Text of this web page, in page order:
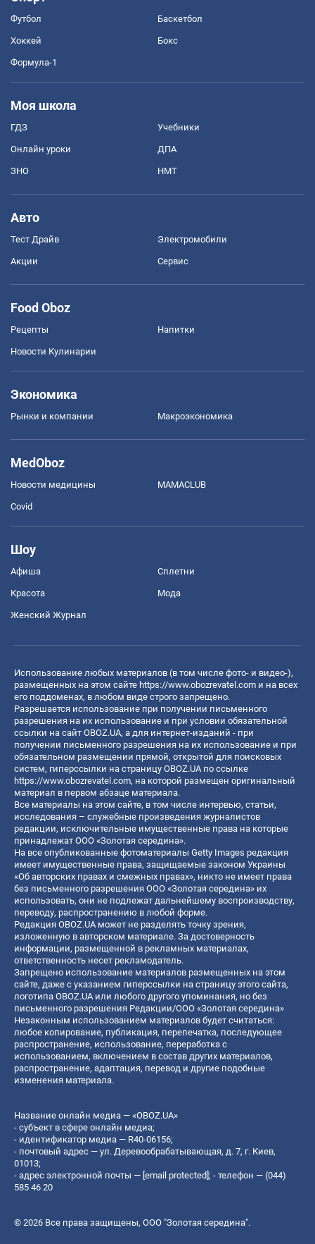
Футбол Баскетбол
Хоккей Бокс
Формула-1
Моя школа
ГДЗ Учебники
Онлайн уроки ДПА
ЗНО НМТ
Авто
Тест Драйв Электромобили
Акции Сервис
Food Oboz
Рецепты Напитки
Новости Кулинарии
Экономика
Рынки и компании Mакроэкономика
MedOboz
Новости медицины MAMACLUB
Covid
Шоу
Афиша Сплетни
Красота Мода
Женский Журнал
Использование любых материалов (в том числе фото- и видео-),
размещенных на этом сайте https://www.obozrevatel.com и на всех
его поддоменах, в любом виде строго запрещено.
Разрешается использование при получении письменного
разрешения на их использование и при условии обязательной
ссылки на сайт OBOZ.UA, а для интернет-изданий - при
получении письменного разрешения на их использование и при
обязательном размещении прямой, открытой для поисковых
систем, гиперссылки на страницу OBOZ.UA по ссылке
https://www.obozrevatel.com, на которой размещен оригинальный
материал в первом абзаце материала.
Все материалы на этом сайте, в том числе интервью, статьи,
исследования – служебные произведения журналистов
редакции, исключительные имущественные права на которые
принадлежат ООО «Золотая середина».
На все опубликованные фотоматериалы Getty Images редакция
имеет имущественные права, защищаемые законом Украины
«Об авторских правах и смежных правах», никто не имеет права
без письменного разрешения ООО «Золотая середина» их
использовать, они не подлежат дальнейшему воспроизводству,
переводу, распространению в любой форме.
Редакция OBOZ.UA может не разделять точку зрения,
изложенную в авторском материале. За достоверность
информации, размещенной в рекламных материалах,
ответственность несет рекламодатель.
Запрещено использование материалов размещенных на этом
сайте, даже с указанием гиперссылки на страницу этого сайта,
логотипа OBOZ.UA или любого другого упоминания, но без
письменного разрешения Редакции/ООО «Золотая середина»
Незаконным использованием материалов будет считаться:
любое копирование, публикация, перепечатка, последующее
распространение, использование, переработка с
использованием, включением в состав других материалов,
распространение, адаптация, перевод и другие подобные
изменения материала.
Название онлайн медиа — «OBOZ.UA»
- субъект в сфере онлайн медиа;
- идентификатор медиа — R40-06156;
- почтовый адрес — ул. Деревообрабатывающая, д. 7, г. Киев,
01013;
- адрес электронной почты — [email protected] ; - телефон — (044)
585 46 20
© 2026 Все права защищены, ООО "Золотая середина".